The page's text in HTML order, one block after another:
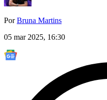
PorBruna Martins
05 mar 2025, 16:30